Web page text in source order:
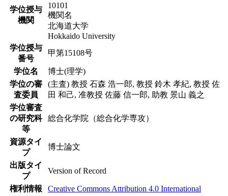
学位授与
機関
10101
機関名
北海道大学
Hokkaido University
学位授与
番号
甲第15108号
学位名
博士(理学)
学位の審
査委員
(主査) 教授 石森 浩一郎, 教授 鈴木 孝紀, 教授 佐
田 和己, 准教授 佐藤 信一郎, 助教 景山 義之
学位審査
の研究科
等
総合化学院（総合化学専攻）
資源タイ
プ
博士論文
出版タイ
プ
Version of Record
権利情報 Creative Commons Attribution 4.0 International